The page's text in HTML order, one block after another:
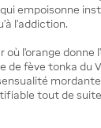
qui empoisonne
l'addiction.
où l'orange donne
de fève tonka du
tout de